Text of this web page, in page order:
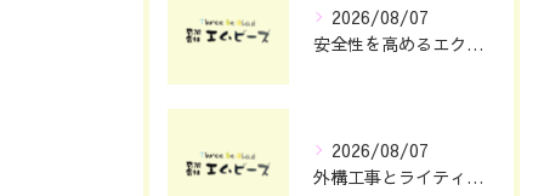
2026/08/07
安全性を高めるエクステリアガレージ設計のポイント
2026/08/07
外構工事とライティングで夜まで映える静岡県浜松市の住まい演出術